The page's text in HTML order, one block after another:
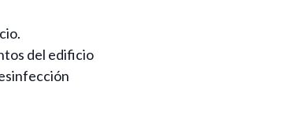
del edificio